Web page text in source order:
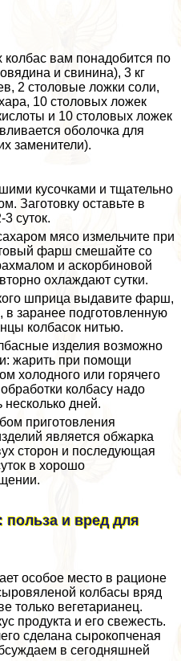
вам понадобится по
и свинина), 3 кг
2 столовые ложки соли,
10 столовых ложек
и 10 столовых ложек
оболочка для
заменители).
кусочками и тщательно
Заготовку оставьте в
суток.
мясо измельчите при
фарш смешайте со
и аскорбиновой
охлаждают сутки.
шприца выдавите фарш,
заранее подготовленную
колбасок нитью.
изделия возможно
жарить при помощи
холодного или горячего
колбасу надо
дней.
приготовления
является обжарка
сторон и последующая
в хорошо
польза и вред для
особое место в рационе
колбасы вряд
только вегетарианец.
продукта и его свежесть.
сделана сырокопченая
в сегодняшней